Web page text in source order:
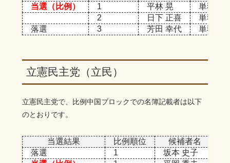
当選（比例）
1 平林 晃
単独
2
日下 正喜
単独
落選
3 芳田 幸代 単独
立憲民主党（立民）
立憲民主党で、比例中国ブロックでの名簿記載者は以下
のとおりです。
当選結果 比例順位 候補者名
落選
1 坂本 史子